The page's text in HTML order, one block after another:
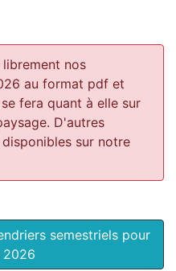
nos
au format pdf et
fera quant à elle sur
D'autres
sur notre
semestriels pour
2026